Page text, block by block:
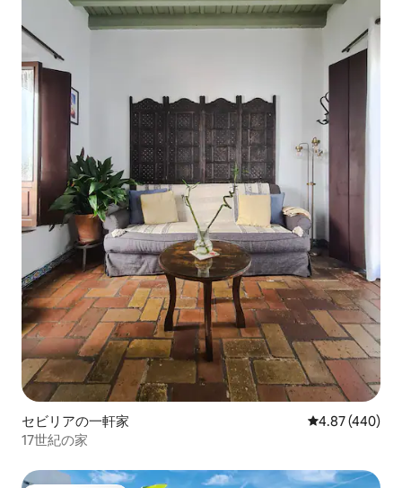
セビリアの一軒家 レビュー440
4.87 (440)
17世紀の家